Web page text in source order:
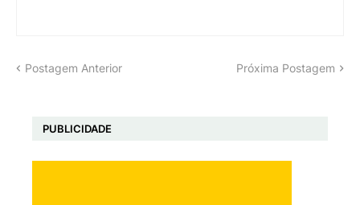
Postagem Anterior Próxima Postagem
PUBLICIDADE